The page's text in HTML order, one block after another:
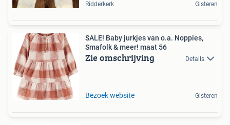
Ridderkerk Gisteren
SALE! Baby jurkjes van o.a. Noppies,
Smafolk & meer! maat 56
Zie omschrijving Details
Bezoek website Gisteren